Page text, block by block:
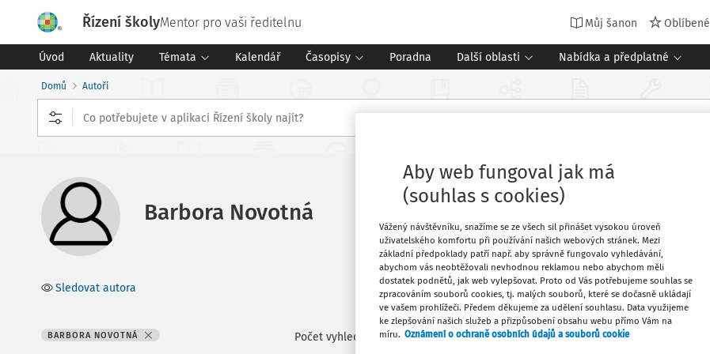
Řízení školyMentor pro vaši ředitelnu Můj šanon Oblíbené
Úvod Aktuality Témata Kalendář Časopisy Poradna Další oblasti Nabídka a předplatné
Domů Autoři
Barbora Novotná
Sledovat autora
BARBORA NOVOTNÁ Počet vyhledaných dokumentů:1
Aby web fungoval jak má
(souhlas s cookies)
Vážený návštěvníku, snažíme se ze všech sil přinášet vysokou úroveň
uživatelského komfortu při používání našich webových stránek. Mezi
základní předpoklady patří např. aby správně fungovalo vyhledávání,
abychom vás neobtěžovali nevhodnou reklamou nebo abychom měli
dostatek podnětů, jak web vylepšovat. Proto od Vás potřebujeme souhlas se
zpracováním souborů cookies, tj. malých souborů, které se dočasně ukládají
ve vašem prohlížeči. Předem děkujeme za udělení souhlasu. Data využijeme
ke zlepšování našich služeb a přizpůsobení obsahu webu přímo Vám na
míru. Oznámení o ochraně osobních údajů a souborů cookie